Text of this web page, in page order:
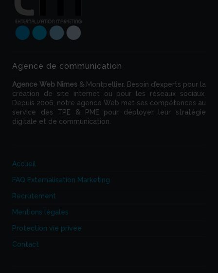
Agence de communication
Agence Web Nimes & Montpellier. Besoin d’experts pour la
création de site internet ou pour les réseaux sociaux.
Depuis 2006, notre agence Web met ses compétences au
service des TPE & PME pour déployer leur stratégie
digitale et de communication.
Accueil
FAQ Externalisation Marketing
Recrutement
Mentions légales
Protection vie privée
Contact